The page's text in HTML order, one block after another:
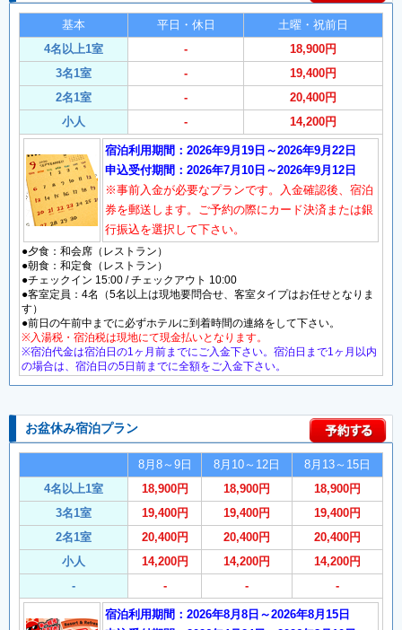
基本 平日・休日
土曜・祝前日
4名以上1室
-
18,900円
3名1室
-
19,400円
2名1室
-
20,400円
小人
- 14,200円
宿泊利用期間：2026年9月19日～2026年9月22日
申込受付期間：2026年7月10日～2026年9月12日
※事前入金が必要なプランです。入金確認後、宿泊
券を郵送します。ご予約の際にカード決済または銀
行振込を選択して下さい。
●夕食：和会席（レストラン）
●朝食：和定食（レストラン）
●チェックイン 15:00 / チェックアウト 10:00
●客室定員：4名（5名以上は現地要問合せ、客室タイプはお任せとなりま
す）
●前日の午前中までに必ずホテルに到着時間の連絡をして下さい。
※入湯税・宿泊税は現地にて現金払いとなります。
※宿泊代金は宿泊日の1ヶ月前までにご入金下さい。宿泊日まで1ヶ月以内
の場合は、宿泊日の5日前までに全額をご入金下さい。
お盆休み宿泊プラン
8月8～9日 8月10～12日
8月13～15日
4名以上1室
18,900円 18,900円
18,900円
3名1室
19,400円 19,400円
19,400円
2名1室
20,400円 20,400円
20,400円
小人
14,200円 14,200円
14,200円
-
- - -
宿泊利用期間：2026年8月8日～2026年8月15日